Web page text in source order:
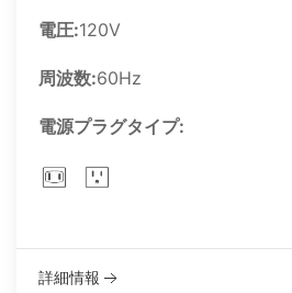
電圧:120V
周波数:60Hz
電源プラグタイプ:
詳細情報